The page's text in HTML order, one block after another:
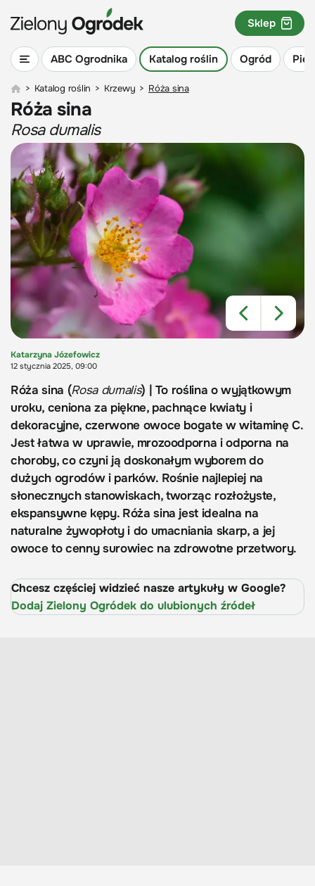
ABC Ogrodnika Katalog roślin Ogród
Sklep
> Katalog roślin > Krzewy > Róża sina
Róża sina
Rosa dumalis
Katarzyna Józefowicz
12 stycznia 2025, 09:00
Róża sina (Rosa dumalis) | To roślina o wyjątkowym
uroku, ceniona za piękne, pachnące kwiaty i
dekoracyjne, czerwone owoce bogate w witaminę C.
Jest łatwa w uprawie, mrozoodporna i odporna na
choroby, co czyni ją doskonałym wyborem do
dużych ogrodów i parków. Rośnie najlepiej na
słonecznych stanowiskach, tworząc rozłożyste,
ekspansywne kępy. Róża sina jest idealna na
naturalne żywopłoty i do umacniania skarp, a jej
owoce to cenny surowiec na zdrowotne przetwory.
Chcesz częściej widzieć nasze artykuły w Google?
Dodaj Zielony Ogródek do ulubionych źródeł